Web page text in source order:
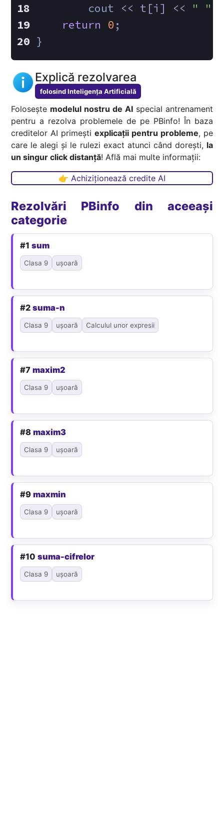
        cout << t[i] <<
" "
return
0 ;
}
Explică rezolvarea
folosind Inteligența Artificială
Folosește modelul nostru de AIspecial antrenament
pentru a rezolva problemele de pe PBinfo! În baza
creditelor AI primești explicații pentru probleme, pe
care le alegi și le rulezi exact atunci când dorești, la
un singur click distanță! Află mai multe informații:
👉 Achiziționează credite AI
Rezolvări PBinfo din aceeași
categorie
#1sum
Clasa 9 ușoară
#2suma-n
Clasa 9 ușoară Calculul unor expresii
#7maxim2
Clasa 9 ușoară
#8maxim3
Clasa 9 ușoară
#9maxmin
Clasa 9 ușoară
#10suma-cifrelor
Clasa 9 ușoară